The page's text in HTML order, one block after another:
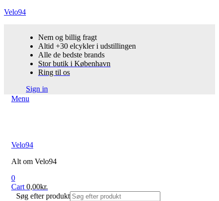
Velo94
Nem og billig fragt
Altid +30 elcykler i udstillingen
Alle de bedste brands
Stor butik i København
Ring til os
Sign in
Menu
Velo94
Alt om Velo94
0
Cart 0,00kr.
Søg efter produkt